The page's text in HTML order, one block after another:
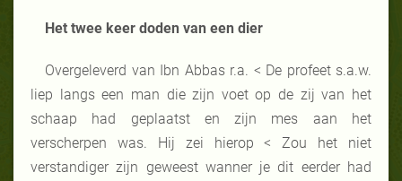
Het twee keer doden van een dier
Overgeleverd van Ibn Abbas r.a. < De profeet s.a.w.
liep langs een man die zijn voet op de zij van het
schaap had geplaatst en zijn mes aan het
verscherpen was. Hij zei hierop < Zou het niet
verstandiger zijn geweest wanner je dit eerder had